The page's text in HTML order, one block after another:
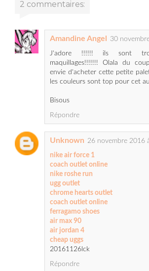
Amandine Angel
maquillages!!!!!!! Olala du
envie d'acheter cette petite
Bisous
Répondre
nike air force 1
coach outlet online
nike roshe run
ugg outlet
chrome hearts outlet
coach outlet online
ferragamo shoes
air max 90
air jordan 4
cheap uggs
20161126lck
Répondre